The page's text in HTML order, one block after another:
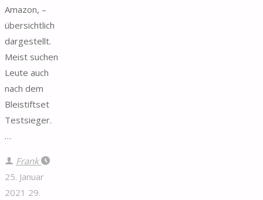
Amazon, –
übersichtlich
dargestellt.
Meist suchen
Leute auch
nach dem
Bleistiftset
Testsieger.
…
Frank
25. Januar
2021 29.